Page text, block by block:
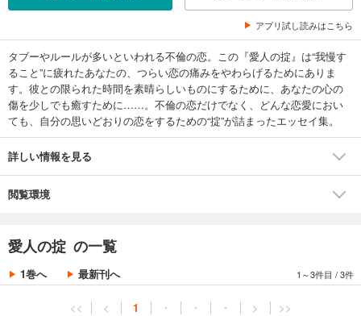
アプリ試し読みはこちら
タブーやルールが多いといわれる不倫の恋。この『愛人の掟』は“我慢す
ること”に疲れたあなたの、つらい恋の痛みをやわらげるためにありま
す。彼との限られた時間を素晴らしいものにするために、あなたの心の
傷を少しでも癒すために……。不倫の恋だけでなく、どんな恋愛におい
ても、自分の思いどおりの恋をするための“掟”が詰まったエッセイ集。
詳しい情報を見る
閲覧環境
愛人の掟 の一覧
1巻へ 最新刊へ 1～3件目 /3件
<< < 1 ・ ・ ・ > >>